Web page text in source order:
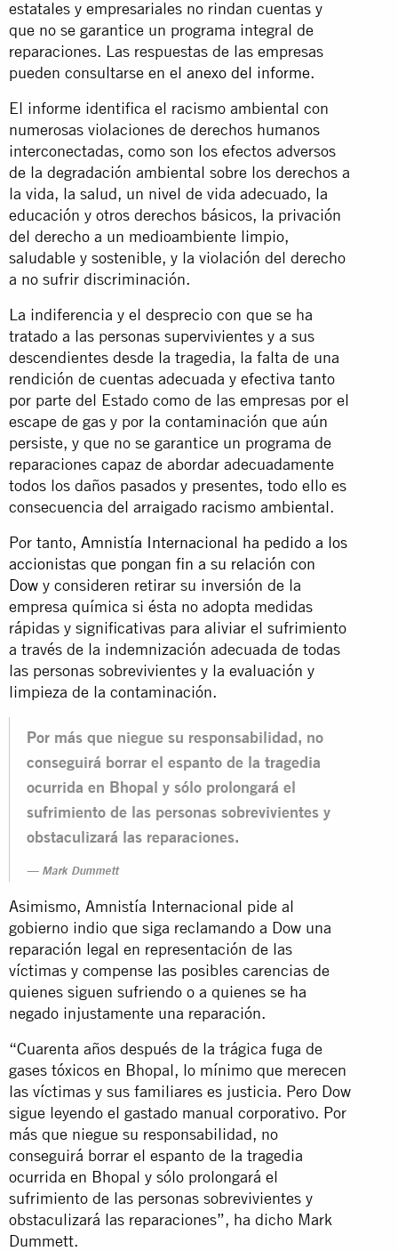
estatales y empresariales no rindan cuentas y
que no se garantice un programa integral de
reparaciones. Las respuestas de las empresas
pueden consultarse en el anexo del informe.
El informe identifica el racismo ambiental con
numerosas violaciones de derechos humanos
interconectadas, como son los efectos adversos
de la degradación ambiental sobre los derechos a
la vida, la salud, un nivel de vida adecuado, la
educación y otros derechos básicos, la privación
del derecho a un medioambiente limpio,
saludable y sostenible, y la violación del derecho
a no sufrir discriminación.
La indiferencia y el desprecio con que se ha
tratado a las personas supervivientes y a sus
descendientes desde la tragedia, la falta de una
rendición de cuentas adecuada y efectiva tanto
por parte del Estado como de las empresas por el
escape de gas y por la contaminación que aún
persiste, y que no se garantice un programa de
reparaciones capaz de abordar adecuadamente
todos los daños pasados y presentes, todo ello es
consecuencia del arraigado racismo ambiental.
Por tanto, Amnistía Internacional ha pedido a los
accionistas que pongan fin a su relación con
Dow y consideren retirar su inversión de la
empresa química si ésta no adopta medidas
rápidas y significativas para aliviar el sufrimiento
a través de la indemnización adecuada de todas
las personas sobrevivientes y la evaluación y
limpieza de la contaminación.
Por más que niegue su responsabilidad, no
conseguirá borrar el espanto de la tragedia
ocurrida en Bhopal y sólo prolongará el
sufrimiento de las personas sobrevivientes y
obstaculizará las reparaciones.
Mark Dummett
Asimismo, Amnistía Internacional pide al
gobierno indio que siga reclamando a Dow una
reparación legal en representación de las
víctimas y compense las posibles carencias de
quienes siguen sufriendo o a quienes se ha
negado injustamente una reparación.
“Cuarenta años después de la trágica fuga de
gases tóxicos en Bhopal, lo mínimo que merecen
las víctimas y sus familiares es justicia. Pero Dow
sigue leyendo el gastado manual corporativo. Por
más que niegue su responsabilidad, no
conseguirá borrar el espanto de la tragedia
ocurrida en Bhopal y sólo prolongará el
sufrimiento de las personas sobrevivientes y
obstaculizará las reparaciones”, ha dicho Mark
Dummett.